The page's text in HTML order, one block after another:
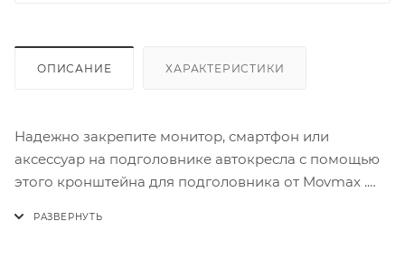
ОПИСАНИЕ ХАРАКТЕРИСТИКИ
Надежно закрепите монитор, смартфон или
аксессуар на подголовнике автокресла с помощью
этого кронштейна для подголовника от Movmax .